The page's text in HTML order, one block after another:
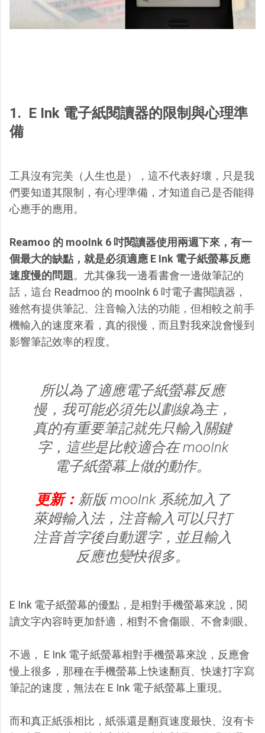
1. E Ink 電子紙閱讀器的限制與心理準
備
工具沒有完美（人生也是），這不代表好壞，只是我
們要知道其限制，有心理準備，才知道自己是否能得
心應手的應用。
Reamoo 的 mooInk 6 吋閱讀器使用兩週下來，有一
個最大的缺點，就是必須適應 E Ink 電子紙螢幕反應
速度慢的問題。尤其像我一邊看書會一邊做筆記的
話，這台 Readmoo 的 mooInk 6 吋電子書閱讀器，
雖然有提供筆記、注音輸入法的功能，但相較之前手
機輸入的速度來看，真的很慢，而且對我來說會慢到
影響筆記效率的程度。
所以為了適應電子紙螢幕反應
慢，我可能必須先以劃線為主，
真的有重要筆記就先只輸入關鍵
字，這些是比較適合在 mooInk
電子紙螢幕上做的動作。
更新： 新版 mooInk 系統加入了
萊姆輸入法，注音輸入可以只打
注音首字後自動選字，並且輸入
反應也變快很多。
E Ink 電子紙螢幕的優點，是相對手機螢幕來說，閱
讀文字內容時更加舒適，相對不會傷眼、不會刺眼。
不過， E Ink 電子紙螢幕相對手機螢幕來說，反應會
慢上很多，那種在手機螢幕上快速翻頁、快速打字寫
筆記的速度，無法在 E Ink 電子紙螢幕上重現。
而和真正紙張相比，紙張還是翻頁速度最快、沒有卡